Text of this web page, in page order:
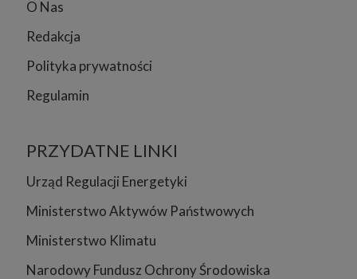
O Nas
Redakcja
Polityka prywatności
Regulamin
PRZYDATNE LINKI
Urząd Regulacji Energetyki
Ministerstwo Aktywów Państwowych
Ministerstwo Klimatu
Narodowy Fundusz Ochrony Środowiska